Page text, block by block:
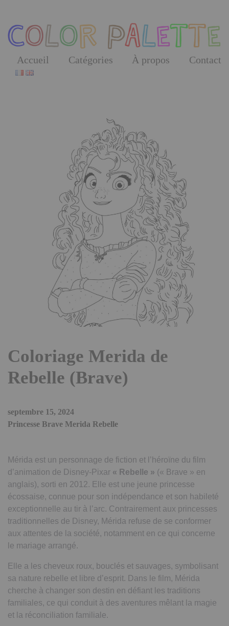
the
content
Accueil Catégories À propos Contact
Coloriage Merida de
Rebelle (Brave)
septembre 15, 2024
Princesse Brave Merida Rebelle
Mérida est un personnage de fiction et l’héroïne du film
d’animation de Disney-Pixar « Rebelle » (« Brave » en
anglais), sorti en 2012. Elle est une jeune princesse
écossaise, connue pour son indépendance et son habileté
exceptionnelle au tir à l’arc. Contrairement aux princesses
traditionnelles de Disney, Mérida refuse de se conformer
aux attentes de la société, notamment en ce qui concerne
le mariage arrangé.
Elle a les cheveux roux, bouclés et sauvages, symbolisant
sa nature rebelle et libre d’esprit. Dans le film, Mérida
cherche à changer son destin en défiant les traditions
familiales, ce qui conduit à des aventures mêlant la magie
et la réconciliation familiale.